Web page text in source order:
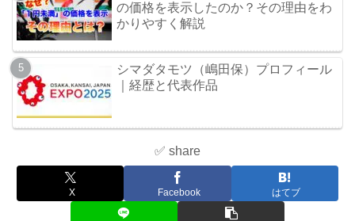
の価格を表示したのか？その理由をわ
かりやすく解説
シマダタモツ（嶋田保）プロフィール
｜経歴と代表作品
✅ share
X Facebook はてブ